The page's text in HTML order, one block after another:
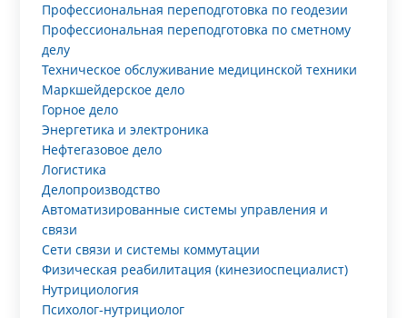
Профессиональная переподготовка по геодезии
Профессиональная переподготовка по сметному
делу
Техническое обслуживание медицинской техники
Маркшейдерское дело
Горное дело
Энергетика и электроника
Нефтегазовое дело
Логистика
Делопроизводство
Автоматизированные системы управления и
связи
Сети связи и системы коммутации
Физическая реабилитация (кинезиоспециалист)
Нутрициология
Психолог-нутрициолог